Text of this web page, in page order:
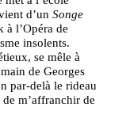
d’unSonge
à l’Opéra de
insolents.
se mêle à
de Georges
par-delà le rideau
m’affranchir de